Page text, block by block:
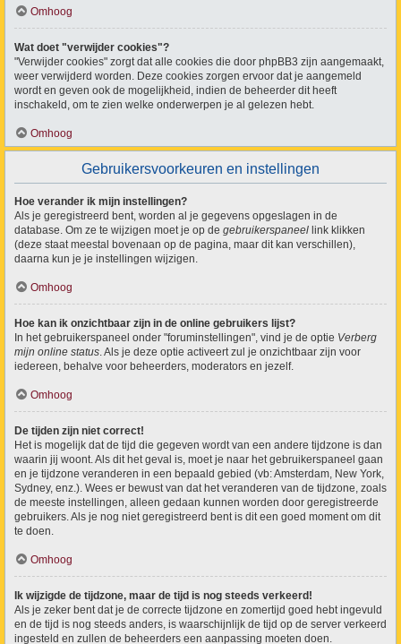
Omhoog
Wat doet "verwijder cookies"?
"Verwijder cookies" zorgt dat alle cookies die door phpBB3 zijn aangemaakt,
weer verwijderd worden. Deze cookies zorgen ervoor dat je aangemeld
wordt en geven ook de mogelijkheid, indien de beheerder dit heeft
inschakeld, om te zien welke onderwerpen je al gelezen hebt.
Omhoog
Gebruikersvoorkeuren en instellingen
Hoe verander ik mijn instellingen?
Als je geregistreerd bent, worden al je gegevens opgeslagen in de
database. Om ze te wijzigen moet je op de gebruikerspaneel link klikken
(deze staat meestal bovenaan op de pagina, maar dit kan verschillen),
daarna kun je je instellingen wijzigen.
Omhoog
Hoe kan ik onzichtbaar zijn in de online gebruikers lijst?
In het gebruikerspaneel onder "foruminstellingen", vind je de optie Verberg
mijn online status. Als je deze optie activeert zul je onzichtbaar zijn voor
iedereen, behalve voor beheerders, moderators en jezelf.
Omhoog
De tijden zijn niet correct!
Het is mogelijk dat de tijd die gegeven wordt van een andere tijdzone is dan
waarin jij woont. Als dit het geval is, moet je naar het gebruikerspaneel gaan
en je tijdzone veranderen in een bepaald gebied (vb: Amsterdam, New York,
Sydney, enz.). Wees er bewust van dat het veranderen van de tijdzone, zoals
de meeste instellingen, alleen gedaan kunnen worden door geregistreerde
gebruikers. Als je nog niet geregistreerd bent is dit een goed moment om dit
te doen.
Omhoog
Ik wijzigde de tijdzone, maar de tijd is nog steeds verkeerd!
Als je zeker bent dat je de correcte tijdzone en zomertijd goed hebt ingevuld
en de tijd is nog steeds anders, is waarschijnlijk de tijd op de server verkeerd
ingesteld en zullen de beheerders een aanpassing moeten doen.